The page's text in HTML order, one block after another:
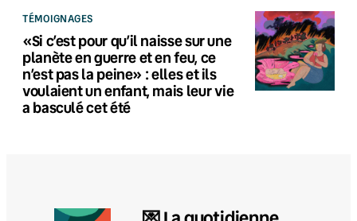
TÉMOIGNAGES
«Si c’est pour qu’il naisse sur une
planète en guerre et en feu, ce
n’est pas la peine» : elles et ils
voulaient un enfant, mais leur vie
a basculé cet été